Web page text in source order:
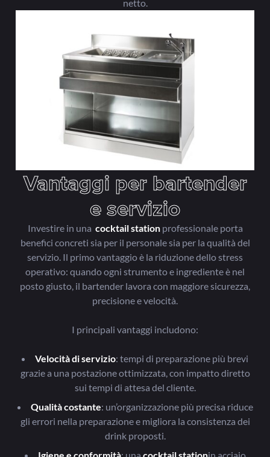
netto.
Vantaggi per bartender
e servizio
Investire in una cocktailstation professionale porta
benefici concreti sia per il personale sia per la qualità del
servizio. Il primo vantaggio è la riduzione dello stress
operativo: quando ogni strumento e ingrediente è nel
posto giusto, il bartender lavora con maggiore sicurezza,
precisione e velocità.
I principali vantaggi includono:
Velocità di servizio: tempi di preparazione più brevi
grazie a una postazione ottimizzata, con impatto diretto
sui tempi di attesa del cliente.
Qualità costante: un’organizzazione più precisa riduce
gli errori nella preparazione e migliora la consistenza dei
drink proposti.
Igiene e conformità: una cocktail stationin acciaio